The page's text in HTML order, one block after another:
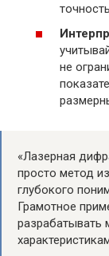
не
«Лазерная
просто метод
глубокого
Грамотное
разрабатывать